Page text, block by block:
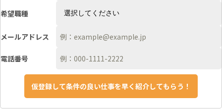
希望職種
メールアドレス
電話番号